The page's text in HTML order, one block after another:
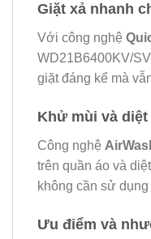
Giặt xả nhanh
Với công nghệ
WD21B6400KV/
giặt đáng kể mà
Khử mùi và
Công nghệ
trên quần áo và
không cần sử
Ưu điểm và